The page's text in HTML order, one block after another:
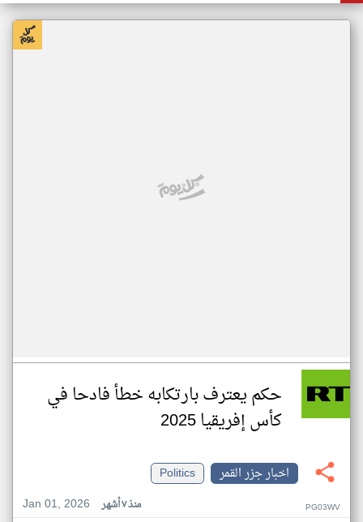
حكم يعترف بارتكابه خطأ فادحا في
كأس إفريقيا 2025
اخبار جزر القمر
Politics
Jan 01, 2026
منذ ٧ أشهر PG03WV